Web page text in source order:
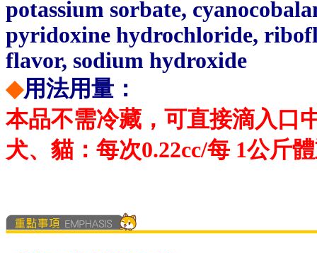
potassium sorbate,
pyridoxine hydrochloride,
flavor, sodium hydroxide
◆用法用量：
本品不需冷藏，可直接滴入口
犬、貓：每次0.22cc/每 1公斤